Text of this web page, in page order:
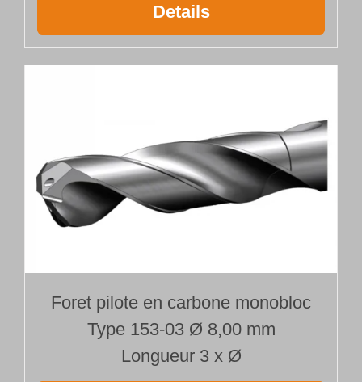
Details
Foret pilote en carbone monobloc
Type 153-03 Ø 8,00 mm
Longueur 3 x Ø